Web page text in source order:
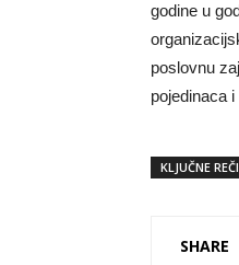
godine u
poslovnu
pojedinaca
KLJUČNE REČI
SHARE